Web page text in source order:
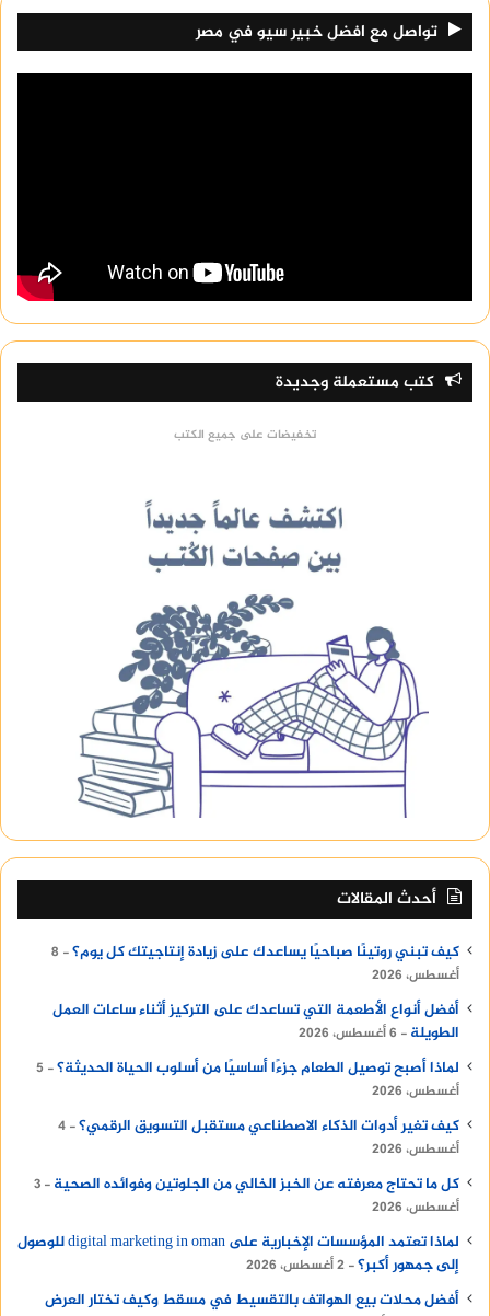
تواصل مع افضل خبير سيو في مصر
كتب مستعملة وجديدة
تخفيضات على جميع الكتب
أحدث المقالات
كيف تبني روتينًا صباحيًا يساعدك على زيادة إنتاجيتك كل يوم؟
8
أغسطس، 2026
أفضل أنواع الأطعمة التي تساعدك على التركيز أثناء ساعات العمل
الطويلة
6 أغسطس، 2026
لماذا أصبح توصيل الطعام جزءًا أساسيًا من أسلوب الحياة الحديثة؟
5
أغسطس، 2026
كيف تغير أدوات الذكاء الاصطناعي مستقبل التسويق الرقمي؟ 4
أغسطس، 2026
كل ما تحتاج معرفته عن الخبز الخالي من الجلوتين وفوائده الصحية
3
أغسطس، 2026
لماذا تعتمد المؤسسات الإخبارية على digital marketing in oman للوصول
إلى جمهور أكبر؟ 2 أغسطس، 2026
أفضل محلات بيع الهواتف بالتقسيط في مسقط وكيف تختار العرض